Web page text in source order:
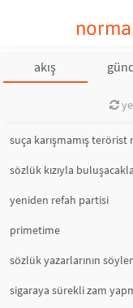
akış
suça karışmamış terörist
sözlük kızıyla
yeniden refah partisi
primetime
sözlük yazarlarının
sigaraya sürekli zam